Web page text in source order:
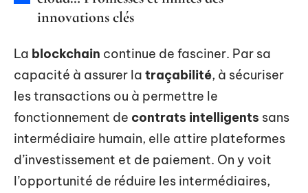
innovations clés
La blockchain continue de fasciner. Par sa
capacité à assurer la traçabilité, à sécuriser
les transactions ou à permettre le
fonctionnement de contrats intelligents sans
intermédiaire humain, elle attire plateformes
d’investissement et de paiement. On y voit
l’opportunité de réduire les intermédiaires,